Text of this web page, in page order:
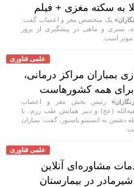
به سکته مغزی + فیلم
یک متخصص مغز و اعصاب گفت:
سبزی و ماهی در پیشگیری از بروز
است.
علمی فناوری
بمباران مراکز درمانی،
برای همه کشورهاست
رئیس بخش مغز و اعصاب
(عج) و دبیر همایش طب رزم، با
دشمن به انستیتو پاستور، گفت: بمباران
علمی فناوری
مشاوره‌ای آنلاین
شیرمادر در بیمارستان